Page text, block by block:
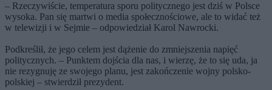
– Rzeczywiście, temperatura sporu politycznego jest dziś w Polsce
wysoka. Pan się martwi o media społecznościowe, ale to widać też
w telewizji i w Sejmie – odpowiedział Karol Nawrocki.
Podkreślił, że jego celem jest dążenie do zmniejszenia napięć
politycznych. – Punktem dojścia dla nas, i wierzę, że to się uda, ja
nie rezygnuję ze swojego planu, jest zakończenie wojny polsko-
polskiej – stwierdził prezydent.